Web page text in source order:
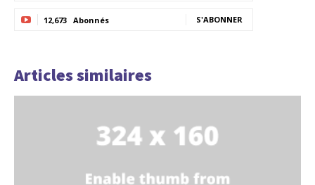
12,673 Abonnés S'ABONNER
Articles similaires